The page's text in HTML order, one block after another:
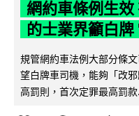
網約車條例生
的士業界籲白
規管網約車法例大部分條
望白牌車司機，能夠「改
高罰則，首次定罪最高罰